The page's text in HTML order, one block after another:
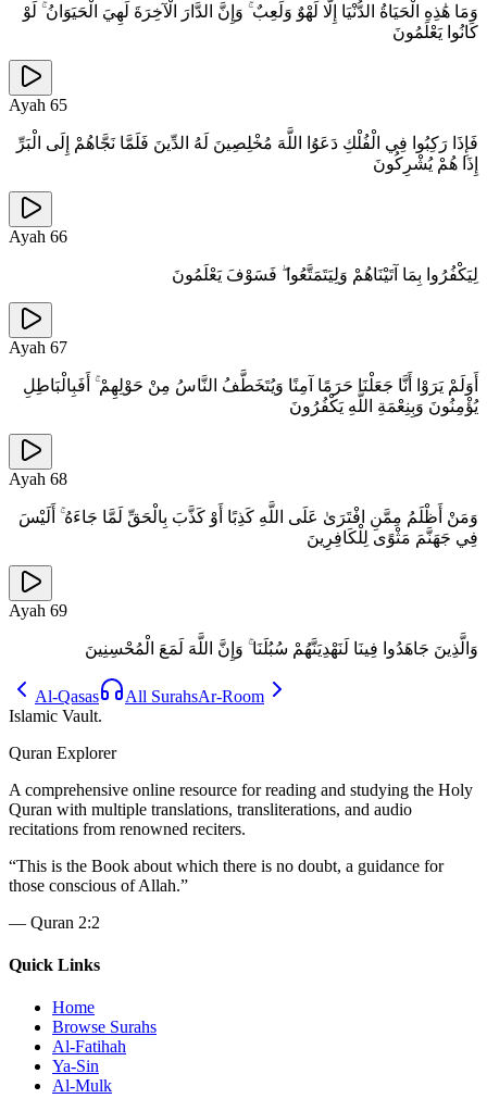
وَمَا هَٰذِهِ الْحَيَاةُ الدُّنْيَا إِلَّا لَهْوٌ وَلَعِبٌ ۚ وَإِنَّ الدَّارَ الْآخِرَةَ لَهِيَ الْحَيَوَانُ ۚ لَوْ
كَانُوا يَعْلَمُونَ
Ayah 65
فَإِذَا رَكِبُوا فِي الْفُلْكِ دَعَوُا اللَّهَ مُخْلِصِينَ لَهُ الدِّينَ فَلَمَّا نَجَّاهُمْ إِلَى الْبَرِّ
إِذَا هُمْ يُشْرِكُونَ
Ayah 66
لِيَكْفُرُوا بِمَا آتَيْنَاهُمْ وَلِيَتَمَتَّعُوا ۖ فَسَوْفَ يَعْلَمُونَ
Ayah 67
أَوَلَمْ يَرَوْا أَنَّا جَعَلْنَا حَرَمًا آمِنًا وَيُتَخَطَّفُ النَّاسُ مِنْ حَوْلِهِمْ ۚ أَفَبِالْبَاطِلِ
يُؤْمِنُونَ وَبِنِعْمَةِ اللَّهِ يَكْفُرُونَ
Ayah 68
وَمَنْ أَظْلَمُ مِمَّنِ افْتَرَىٰ عَلَى اللَّهِ كَذِبًا أَوْ كَذَّبَ بِالْحَقِّ لَمَّا جَاءَهُ ۚ أَلَيْسَ
فِي جَهَنَّمَ مَثْوًى لِلْكَافِرِينَ
Ayah 69
وَالَّذِينَ جَاهَدُوا فِينَا لَنَهْدِيَنَّهُمْ سُبُلَنَا ۚ وَإِنَّ اللَّهَ لَمَعَ الْمُحْسِنِينَ
Al-Qasas All SurahsAr-Room
Islamic Vault.
Quran Explorer
A comprehensive online resource for reading and studying the Holy
Quran with multiple translations, transliterations, and audio
recitations from renowned reciters.
“This is the Book about which there is no doubt, a guidance for
those conscious of Allah.”
— Quran 2:2
Quick Links
Home
Browse Surahs
Al-Fatihah
Ya-Sin
Al-Mulk